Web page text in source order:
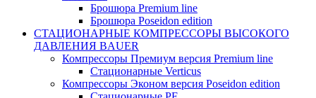
Брошюра Premium line
Брошюра Poseidon edition
СТАЦИОНАРНЫЕ КОМПРЕССОРЫ ВЫСОКОГО
ДАВЛЕНИЯ BAUER
Компрессоры Премиум версия Premium line
Стационарные Verticus
Компрессоры Эконом версия Poseidon edition